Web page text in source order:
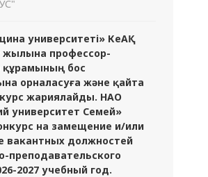
университеті» КеАҚ
жылына профессор-
бос
орналасуға және қайта
жариялайды. НАО
университет Семей»
на замещение и/или
вакантных должностей
преподавательского
2027 учебный год.